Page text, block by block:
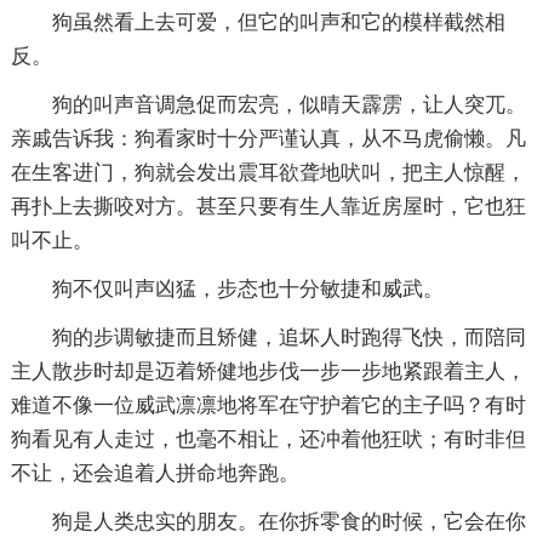
狗虽然看上去可爱，但它的叫声和它的模样截然相
反。
狗的叫声音调急促而宏亮，似晴天霹雳，让人突兀。
亲戚告诉我：狗看家时十分严谨认真，从不马虎偷懒。凡
在生客进门，狗就会发出震耳欲聋地吠叫，把主人惊醒，
再扑上去撕咬对方。甚至只要有生人靠近房屋时，它也狂
叫不止。
狗不仅叫声凶猛，步态也十分敏捷和威武。
狗的步调敏捷而且矫健，追坏人时跑得飞快，而陪同
主人散步时却是迈着矫健地步伐一步一步地紧跟着主人，
难道不像一位威武凛凛地将军在守护着它的主子吗？有时
狗看见有人走过，也毫不相让，还冲着他狂吠；有时非但
不让，还会追着人拼命地奔跑。
狗是人类忠实的朋友。在你拆零食的时候，它会在你